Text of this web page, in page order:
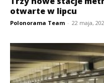
otwarte w lipcu
Polonorama Team - 22 maja,